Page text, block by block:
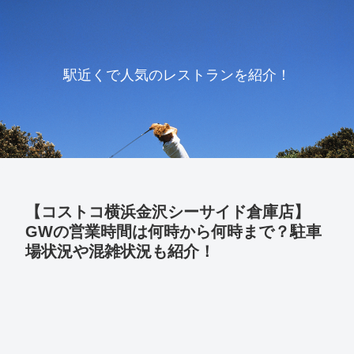
駅近くで人気のレストランを紹介！
【コストコ横浜金沢シーサイド倉庫店】
GWの営業時間は何時から何時まで？駐車
場状況や混雑状況も紹介！